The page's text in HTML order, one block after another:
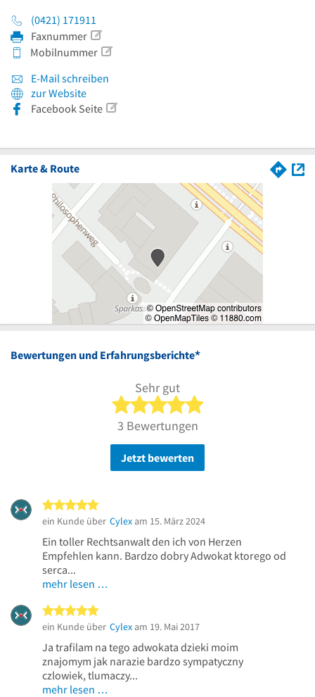
(0421) 171911
Faxnummer
Mobilnummer
E-Mail schreiben
zur Website
Facebook Seite
Karte & Route
Bewertungen und Erfahrungsberichte*
Sehr gut
5 von 5 Sternen
3 Bewertungen
Jetzt bewerten
ein Kunde über Cylex am 15. März 2024
Ein toller Rechtsanwalt den ich von Herzen
Empfehlen kann. Bardzo dobry Adwokat ktorego od
serca...
mehr lesen …
ein Kunde über Cylex am 19. Mai 2017
Ja trafilam na tego adwokata dzieki moim
znajomym jak narazie bardzo sympatyczny
czlowiek, tlumaczy...
mehr lesen …